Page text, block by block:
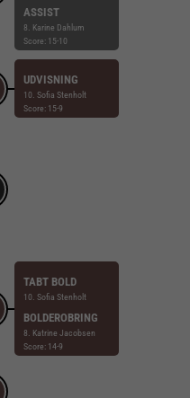
ASSIST
8. Karine Dahlum
Score: 15-10
UDVISNING
10. Sofia Stenholt
Score: 15-9
TABT BOLD
10. Sofia Stenholt
BOLDEROBRING
8. Katrine Jacobsen
Score: 14-9